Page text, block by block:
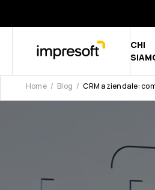
CHI
Home Blog CRM aziendale: